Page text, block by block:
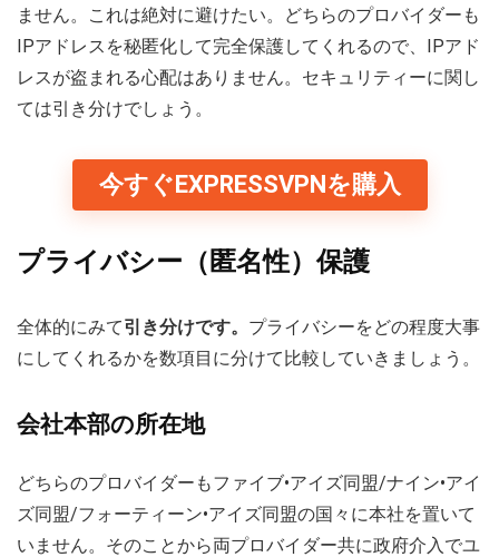
ません。これは絶対に避けたい。どちらのプロバイダーも
IPアドレスを秘匿化して完全保護してくれるので、IPアド
レスが盗まれる心配はありません。セキュリティーに関し
ては引き分けでしょう。
今すぐEXPRESSVPNを購入
プライバシー（匿名性）保護
全体的にみて引き分けです。 プライバシーをどの程度大事
にしてくれるかを数項目に分けて比較していきましょう。
会社本部の所在地
どちらのプロバイダーもファイブ•アイズ同盟/ナイン•アイ
ズ同盟/フォーティーン•アイズ同盟の国々に本社を置いて
いません。そのことから両プロバイダー共に政府介入でユ